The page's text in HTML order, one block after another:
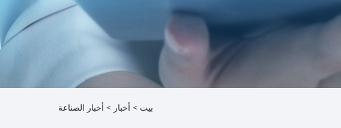
بيت > أخبار > أخبار الصناعة